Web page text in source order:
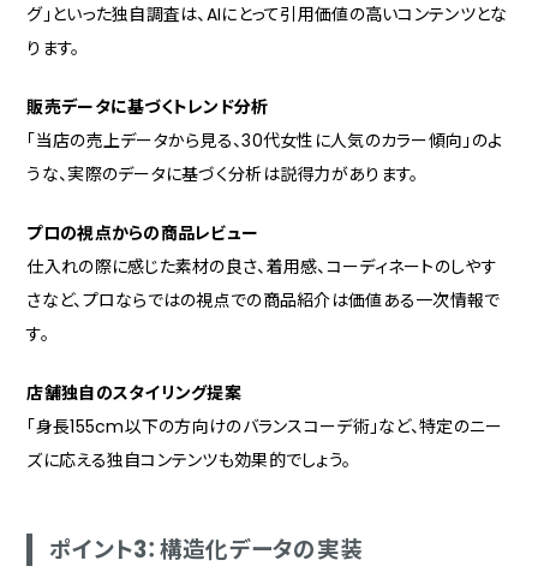
グ」といった独自調査は、AIにとって引用価値の高いコンテンツとな
ります。
販売データに基づくトレンド分析
「当店の売上データから見る、30代女性に人気のカラー傾向」のよ
うな、実際のデータに基づく分析は説得力があります。
プロの視点からの商品レビュー
仕入れの際に感じた素材の良さ、着用感、コーディネートのしやす
さなど、プロならではの視点での商品紹介は価値ある一次情報で
す。
店舗独自のスタイリング提案
「身長155cm以下の方向けのバランスコーデ術」など、特定のニー
ズに応える独自コンテンツも効果的でしょう。
ポイント3：構造化データの実装